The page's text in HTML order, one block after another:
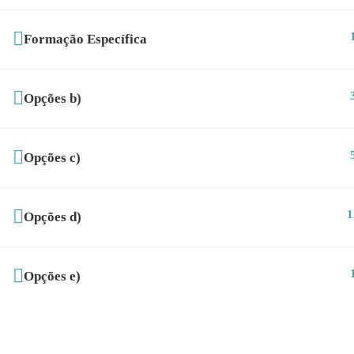
Formação Específica 1
Opções b)
Opções c)
Opções d)
Opções e) 1